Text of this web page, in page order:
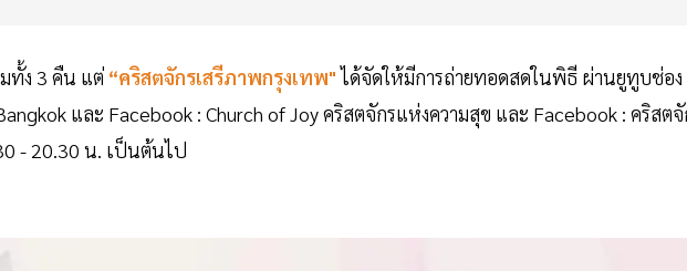
ทั้ง 3 คืน แต่ “คริสตจักรเสรีภาพกรุงเทพ"ได้จัดให้มีการถ่ายทอดสดในพิธี ผ่านยูทูบช่อง
และ Facebook : Church of Joy คริสตจักรแห่งความสุข และ Facebook : คริสต
- 20.30 น. เป็นต้นไป